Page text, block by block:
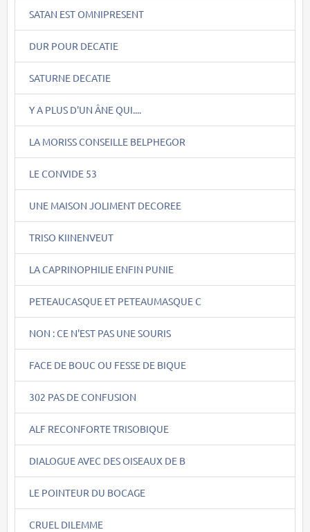
SATAN EST OMNIPRESENT
DUR POUR DECATIE
SATURNE DECATIE
Y A PLUS D'UN ÂNE QUI....
LA MORISS CONSEILLE BELPHEGOR
LE CONVIDE 53
UNE MAISON JOLIMENT DECOREE
TRISO KIINENVEUT
LA CAPRINOPHILIE ENFIN PUNIE
PETEAUCASQUE ET PETEAUMASQUE C
NON : CE N'EST PAS UNE SOURIS
FACE DE BOUC OU FESSE DE BIQUE
302 PAS DE CONFUSION
ALF RECONFORTE TRISOBIQUE
DIALOGUE AVEC DES OISEAUX DE B
LE POINTEUR DU BOCAGE
CRUEL DILEMME